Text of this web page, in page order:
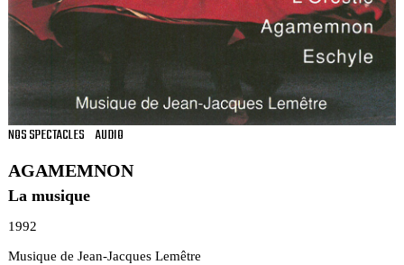
NOS SPECTACLES AUDIO
AGAMEMNON
La musique
1992
Musique de Jean-Jacques Lemêtre